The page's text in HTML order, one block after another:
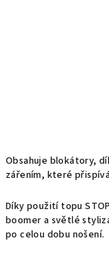
Obsahuje blokátory,
zářením, které
Díky použití topu
boomer a světlé
po celou dobu nošení.